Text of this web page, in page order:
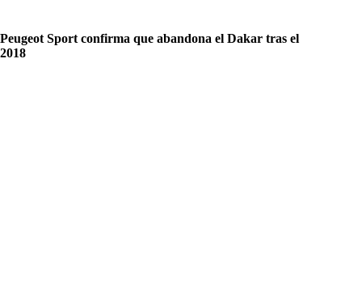
Peugeot Sport confirma que abandona el Dakar tras el
2018